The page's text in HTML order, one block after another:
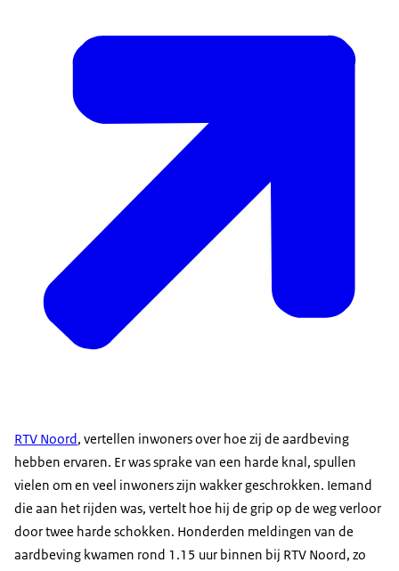
RTV Noord, vertellen inwoners over hoe zij de aardbeving
hebben ervaren. Er was sprake van een harde knal, spullen
vielen om en veel inwoners zijn wakker geschrokken. Iemand
die aan het rijden was, vertelt hoe hij de grip op de weg verloor
door twee harde schokken. Honderden meldingen van de
aardbeving kwamen rond 1.15 uur binnen bij RTV Noord, zo